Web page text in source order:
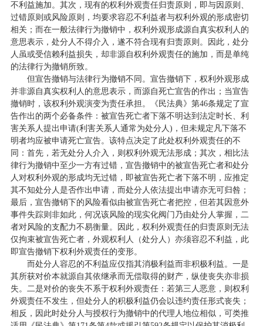
不利益施加。其次，现有的权利外观责任归责原则，即与因原则、
过错原则或风险原则，均要求容忍不利益者与权利外观的形成密切
相关；而在一般法律行为撤销中，权利外观形成源自真实权利人的
意思表示，处分人不得介入，遂不符合现有归责原则。因此，处分
人虽或受信赖利益损失，却非源自权利外观责任的施加，而是单纯
的法律行为撤销所致。
但宣告撤销与法律行为撤销不同。宣告撤销下，权利外观形成
并非源自真实权利人的意思表示，而源自死亡宣告的作出；当宣告
撤销时，该权利外观演变为责任承担。《民法典》第46条规定了宣
告作出的两个必备条件：被宣告死亡者下落不明达到法定时长、利
害关系人提出申请(利害关系人通常为处分人)，但未规定凡下落不
明者均应被申请死亡宣告。该特点决定了此处权利外观责任的不
同：首先，若无处分人介入，则权利外观无法形成；其次，相比法
律行为撤销中至少一方有过错，宣告撤销中的被宣告死亡者和处分
人对权利外观的形成均无过错，即被宣告死亡者下落不明，应推定
其不知处分人是否作出申请，而处分人依法提出申请亦无可归咎；
最后，宣告撤销下的风险看似由被宣告死亡者把控，但若其因意外
事件失踪则非如此，何况该风险的现实化阀门乃由处分人掌握，二
者对风险的支配力不易衡量。因此，权利外观责任的归责原则无法
仅拘束被宣告死亡者，外观权利人（处分人）亦须容忍不利益，此
即宣告撤销下权利外观责任的变形。
而处分人容忍的不利益应仅指其消极利益而非积极利益。一是
其所获对价本就源自其依继承而无偿取得的财产，纵使丧失亦非损
失。二是对价的丧失不系于权利外观责任：若第三人恶意，则权利
外观责任不发生，但处分人的积极利益仍会以违约责任形式丧失；
相反，因此时处分人与授权行为撤销中的代理人地位相似，可类推